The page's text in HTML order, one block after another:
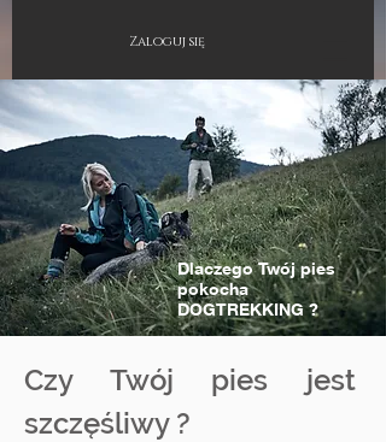
Zaloguj się
Dlaczego Twój pies
pokocha
DOGTREKKING ?
Czy Twój pies jest
szczęśliwy ?